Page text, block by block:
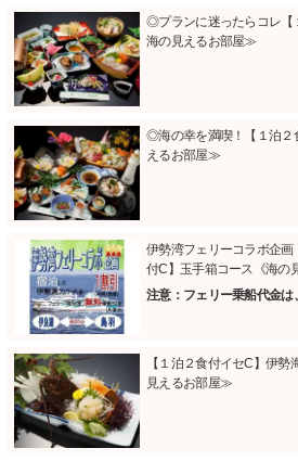
◎プランに迷ったらコレ
海の見えるお部屋≫
◎海の幸を満喫！【１泊
えるお部屋≫
伊勢湾フェリーコラボ企
付C】玉手箱コース《海の
注意：フェリー乗船代金は
【１泊２食付イセC】伊
見えるお部屋≫